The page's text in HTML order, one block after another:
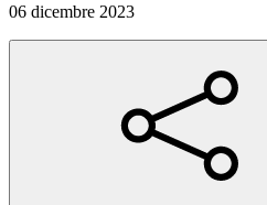
06 dicembre 2023